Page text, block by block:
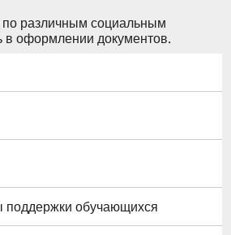
по различным социальным
оформлении документов.
обучающихся